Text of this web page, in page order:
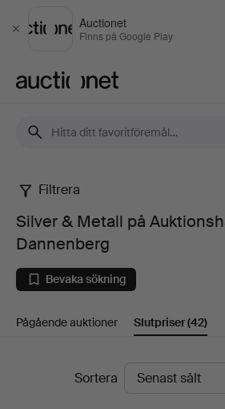
Stäng
Auctionet
Finns på Google Play
Silver
Metall
på
Dannenberg
Filtrera
Silver & Metall på
Dannenberg
Bevaka sökning
Pågående auktioner Slutpriser(42)
SlutpriserSortera